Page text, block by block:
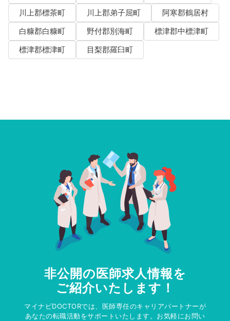
川上郡標茶町
川上郡弟子屈町
阿寒郡鶴居村
白糠郡白糠町
野付郡別海町
標津郡中標津町
標津郡標津町
目梨郡羅臼町
非公開の医師求人情報を
ご紹介いたします！
マイナビDOCTORでは、医師専任のキャリアパートナーが
あなたの転職活動をサポートいたします。お気軽にお問い